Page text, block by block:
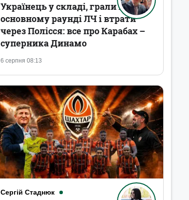
6 серпня 08:13
Українець у складі, грали в
основному раунді ЛЧ і втрати
через Полісся: все про Карабах –
суперника Динамо
Сергій Стаднюк